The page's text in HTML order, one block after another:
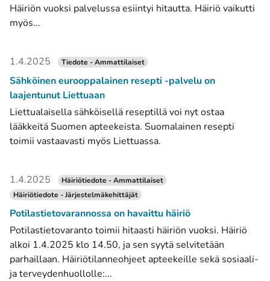
Häiriön vuoksi palvelussa esiintyi hitautta. Häiriö vaikutti
myös...
1.4.2025 Tiedote - Ammattilaiset
Sähköinen eurooppalainen resepti -palvelu on
laajentunut Liettuaan
Liettualaisella sähköisellä reseptillä voi nyt ostaa
lääkkeitä Suomen apteekeista. Suomalainen resepti
toimii vastaavasti myös Liettuassa.
1.4.2025
Häiriötiedote - Ammattilaiset
Häiriötiedote - Järjestelmäkehittäjät
Potilastietovarannossa on havaittu häiriö
Potilastietovaranto toimii hitaasti häiriön vuoksi. Häiriö
alkoi 1.4.2025 klo 14.50, ja sen syytä selvitetään
parhaillaan. Häiriötilanneohjeet apteekeille sekä sosiaali-
ja terveydenhuollolle:...